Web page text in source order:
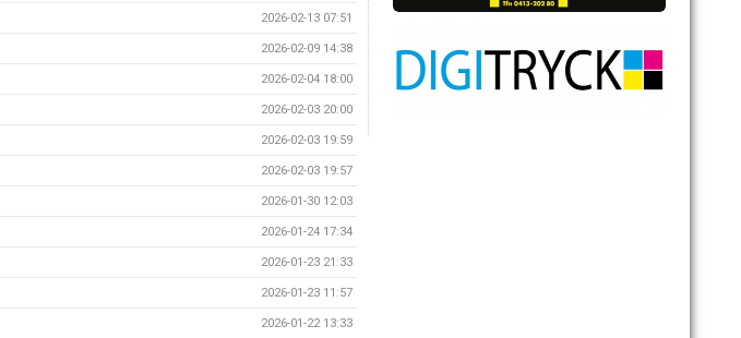
2026-02-13 07:51
2026-02-09 14:38
2026-02-04 18:00
2026-02-03 20:00
2026-02-03 19:59
2026-02-03 19:57
2026-01-30 12:03
2026-01-24 17:34
2026-01-23 21:33
2026-01-23 11:57
2026-01-22 13:33